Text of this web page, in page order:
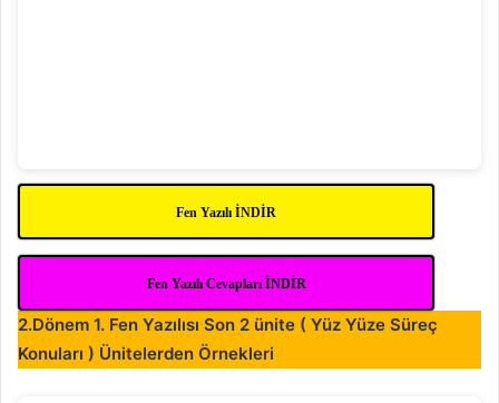
Fen Yazılı İNDİR
Fen Yazılı Cevapları İNDİR
2.Dönem 1. Fen Yazılısı Son 2 ünite ( Yüz Yüze Süreç
Konuları ) Ünitelerden Örnekleri